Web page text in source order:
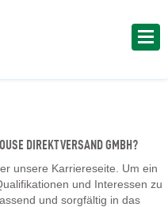
DIREKTVERSAND GMBH?
unsere Karriereseite. Um ein
und Interessen zu
und sorgfältig in das